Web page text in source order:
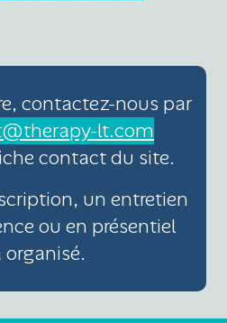
contactez-nous par
lt.com
contact du site.
un entretien
ou en présentiel
organisé.